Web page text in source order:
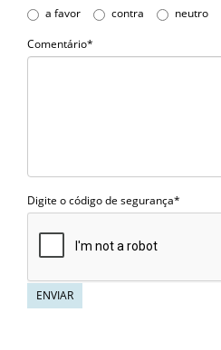
a favor
contra neutro
Comentário*
Digite o código de segurança*
ENVIAR